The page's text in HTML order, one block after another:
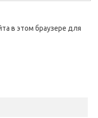
в этом браузере для